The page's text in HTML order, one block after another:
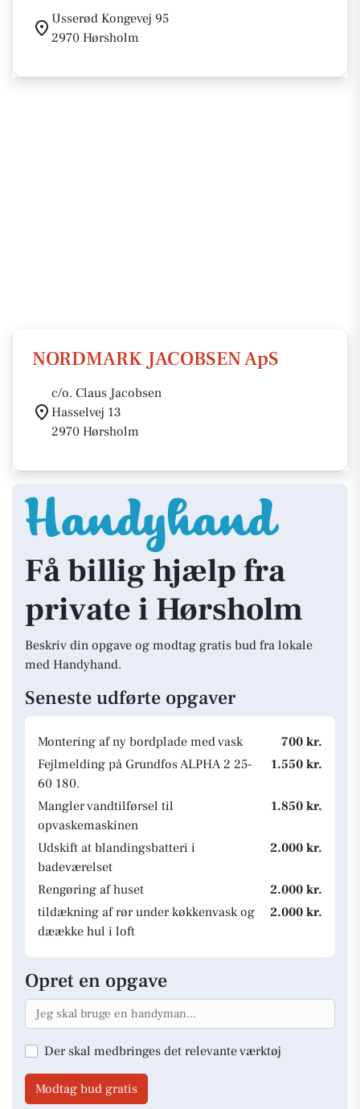
Usserød Kongevej 95
2970 Hørsholm
NORDMARK JACOBSEN ApS
c/o. Claus Jacobsen
Hasselvej 13
2970 Hørsholm
Få billig hjælp fra
private i Hørsholm
Beskriv din opgave og modtag gratis bud fra lokale
med Handyhand.
Seneste udførte opgaver
Montering af ny bordplade med vask
700 kr.
Fejlmelding på Grundfos ALPHA 2 25-
60 180.
1.550 kr.
Mangler vandtilførsel til
opvaskemaskinen
1.850 kr.
Udskift at blandingsbatteri i
badeværelset
2.000 kr.
Rengøring af huset
2.000 kr.
tildækning af rør under køkkenvask og
dæække hul i loft
2.000 kr.
Opret en opgave
Der skal medbringes det relevante værktøj
Modtag bud gratis